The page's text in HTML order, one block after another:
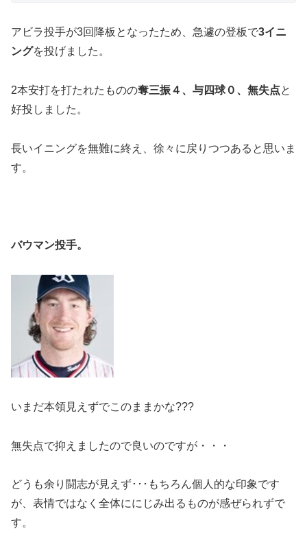
アビラ投手が3回降板となったため、急遽の登板で3イニ
ングを投げました。
2本安打を打たれたものの奪三振４、与四球０、無失点と
好投しました。
長いイニングを無難に終え、徐々に戻りつつあると思いま
す。
バウマン投手。
いまだ本領見えずでこのままかな???
無失点で抑えましたので良いのですが・・・
どうも余り闘志が見えず･･･もちろん個人的な印象です
が、表情ではなく全体ににじみ出るものが感ぜられずで
す。